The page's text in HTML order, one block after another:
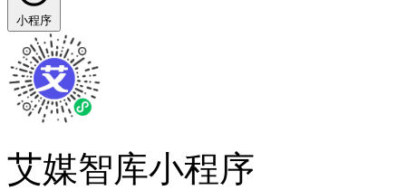
小程序
艾媒智库小程序